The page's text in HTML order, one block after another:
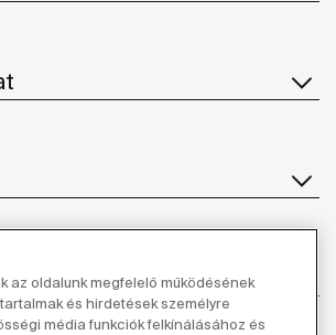
az oldalunk megfelelő működésének
és hirdetések személyre
média funkciók felkínálásához és